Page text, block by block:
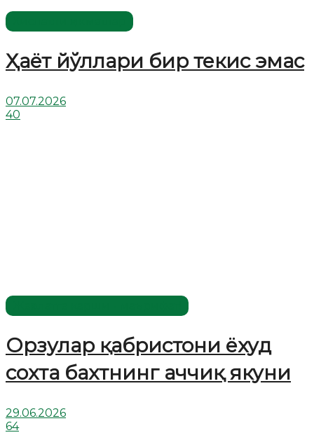
Ҳаёт йўллари бир текис эмас
07.07.2026
40
Орзулар қабристони ёхуд
сохта бахтнинг аччиқ якуни
29.06.2026
64